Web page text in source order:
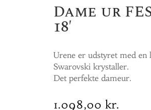
Dame ur
18′
Urene er udstyret med
Swarovski krystaller.
Det perfekte dameur.
1.098,00 kr.